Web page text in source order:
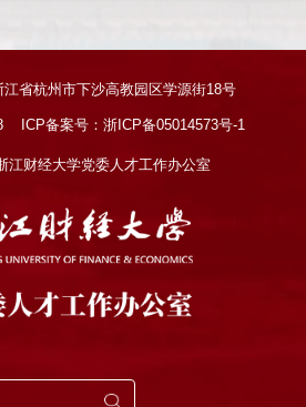
江省杭州市下沙高教园区学源街18号
ICP备案号：浙ICP备05014573号-1
江财经大学党委人才工作办公室